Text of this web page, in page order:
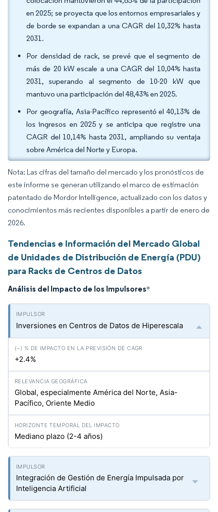
en 2025; se proyecta que los entornos empresariales y
de borde se expandan a una CAGR del 10,32% hasta
2031.
Por densidad de rack, se prevé que el segmento de
más de 20 kW escale a una CAGR del 10,04% hasta
2031, superando al segmento de 10-20 kW que
mantuvo una participación del 48,43% en 2025.
Por geografía, Asia-Pacífico representó el 40,13% de
los ingresos en 2025 y se anticipa que registre una
CAGR del 10,14% hasta 2031, ampliando su ventaja
sobre América del Norte y Europa.
Nota: Las cifras del tamaño del mercado y los pronósticos de
este informe se generan utilizando el marco de estimación
patentado de Mordor Intelligence, actualizado con los datos y
conocimientos más recientes disponibles a partir de enero de
2026.
Tendencias e Información del Mercado Global
de Unidades de Distribución de Energía (PDU)
para Racks de Centros de Datos
Análisis del Impacto de los Impulsores*
Inversiones en Centros de Datos de Hiperescala
+2.4%
Global, especialmente América del Norte, Asia-
Pacífico, Oriente Medio
Mediano plazo (2-4 años)
Integración de Gestión de Energía Impulsada por
Inteligencia Artificial